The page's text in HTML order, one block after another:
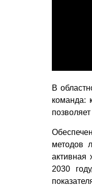
В
команда:
методов
активная
2030